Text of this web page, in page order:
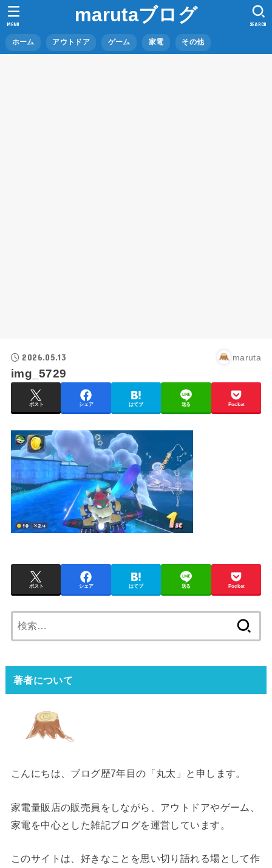
marutaブログ
ホーム アウトドア ゲーム 家電 その他
SEARCH
MENU
2026.05.13 maruta
img_5729
ポスト シェア はてブ 送る Pocket
ポスト シェア はてブ 送る Pocket
索:
著者について
こんにちは、ブログ歴7年目の「丸太」と申します。
家電量販店の販売員をしながら、アウトドアやゲーム、
家電を中心とした雑記ブログを運営しています。
このサイトは、好きなことを思い切り語れる場として作